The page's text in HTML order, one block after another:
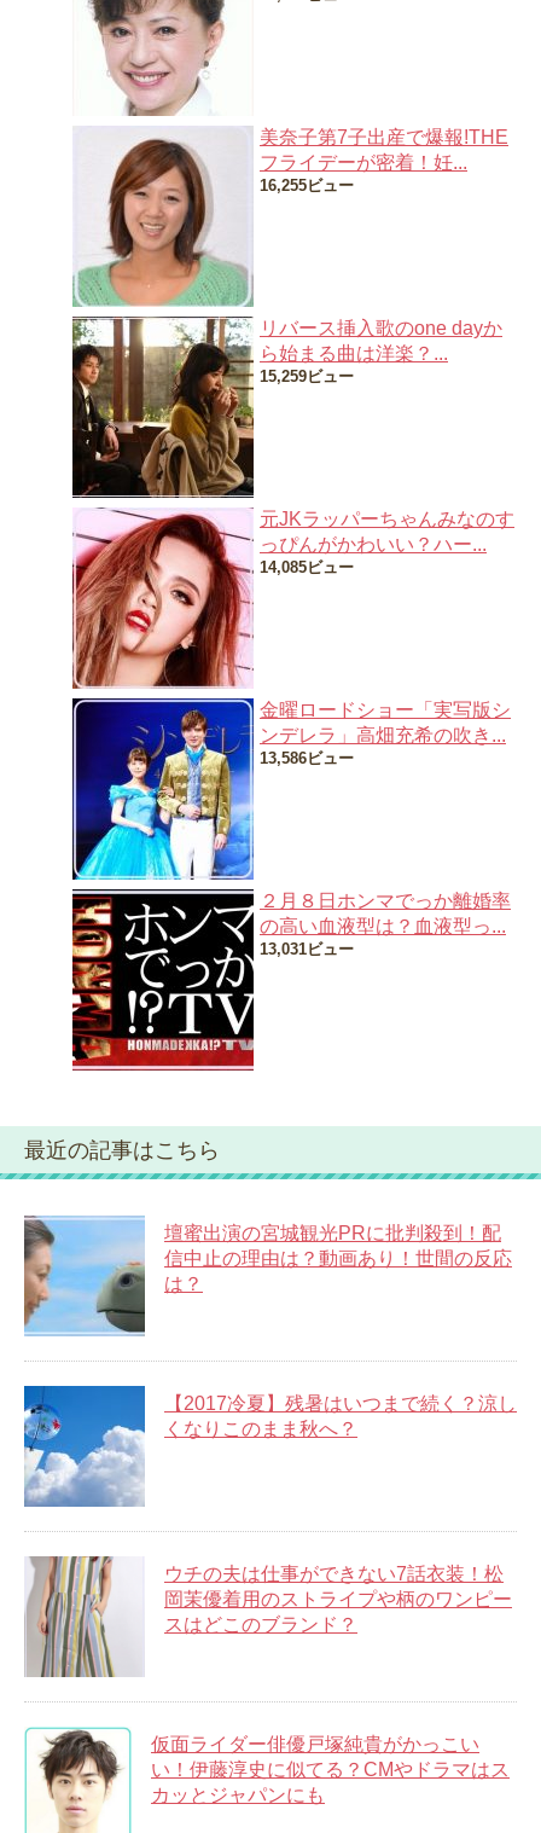
美奈子第7子出産で爆報!THE
フライデーが密着！妊...
16,255ビュー
リバース挿入歌のone dayか
ら始まる曲は洋楽？...
15,259ビュー
元JKラッパーちゃんみなのす
っぴんがかわいい？ハー...
14,085ビュー
金曜ロードショー「実写版シ
ンデレラ」高畑充希の吹き...
13,586ビュー
２月８日ホンマでっか離婚率
の高い血液型は？血液型っ...
13,031ビュー
最近の記事はこちら
壇蜜出演の宮城観光PRに批判殺到！配
信中止の理由は？動画あり！世間の反応
は？
【2017冷夏】残暑はいつまで続く？涼し
くなりこのまま秋へ？
ウチの夫は仕事ができない7話衣装！松
岡茉優着用のストライプや柄のワンピー
スはどこのブランド？
仮面ライダー俳優戸塚純貴がかっこい
い！伊藤淳史に似てる？CMやドラマはス
カッとジャパンにも